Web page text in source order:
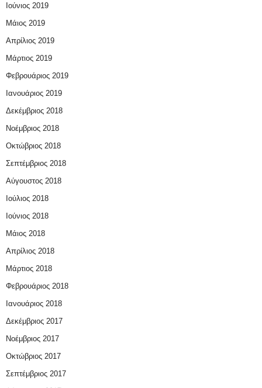
Ιούνιος 2019
Μάιος 2019
Απρίλιος 2019
Μάρτιος 2019
Φεβρουάριος 2019
Ιανουάριος 2019
Δεκέμβριος 2018
Νοέμβριος 2018
Οκτώβριος 2018
Σεπτέμβριος 2018
Αύγουστος 2018
Ιούλιος 2018
Ιούνιος 2018
Μάιος 2018
Απρίλιος 2018
Μάρτιος 2018
Φεβρουάριος 2018
Ιανουάριος 2018
Δεκέμβριος 2017
Νοέμβριος 2017
Οκτώβριος 2017
Σεπτέμβριος 2017